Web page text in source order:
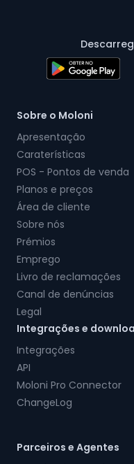
Sobre o Moloni
Apresentação
Caraterísticas
POS - Pontos de venda
Planos e preços
Área de cliente
Sobre nós
Prémios
Emprego
Livro de reclamações
Canal de denúncias
Legal
Integrações e
Integrações
API
Moloni Pro Connector
ChangeLog
Parceiros e Agentes